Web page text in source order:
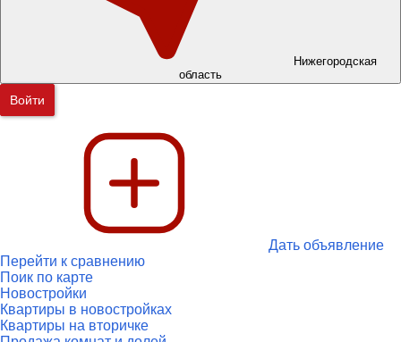
Нижегородская
область
Войти
Дать объявление
Перейти к сравнению
Поик по карте
Новостройки
Квартиры в новостройках
Квартиры на вторичке